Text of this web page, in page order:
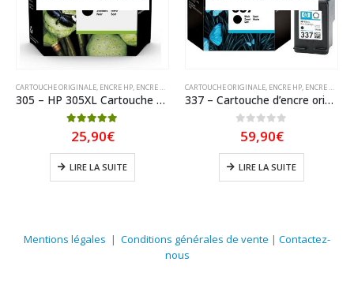
CARTOUCHE ORIGINALE, ENCRE HP, ENCRE HP ORIGINAL
305 – HP 305XL Cartouche d’encre Noire originale grande capacité (3YM62AE) HP305
5.00 sur 5
25,90€
LIRE LA SUITE
CARTOUCHE ORIGINALE, ENCRE HP, ENCRE HP ORIGINAL
337 – Cartouche d’encre originale HP-337 C9364EE (HP337) NOIR
0sur 5
59,90€
LIRE LA SUITE
Mentions légales | Conditions générales de vente | Contactez-
nous